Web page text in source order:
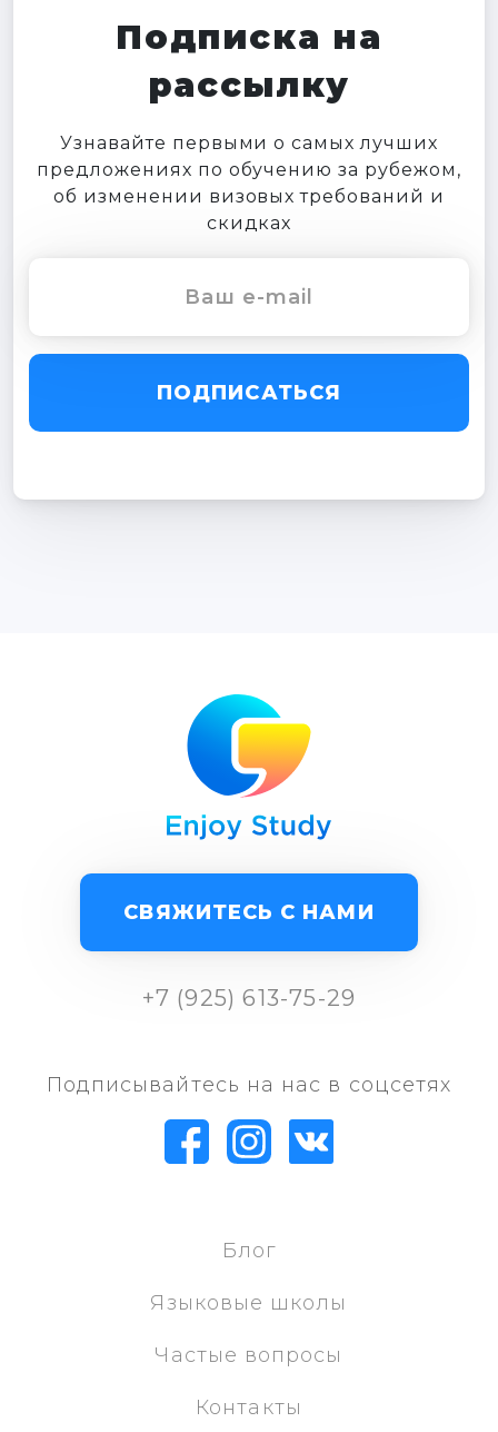
Подписка на
рассылку
Узнавайте первыми о самых лучших
предложениях по обучению за рубежом,
об изменении визовых требований и
скидках
ПОДПИСАТЬСЯ
Блог
Языковые школы
Частые вопросы
Контакты
СВЯЖИТЕСЬ С НАМИ
+7 (925) 613-75-29
Подписывайтесь на нас в соцсетях